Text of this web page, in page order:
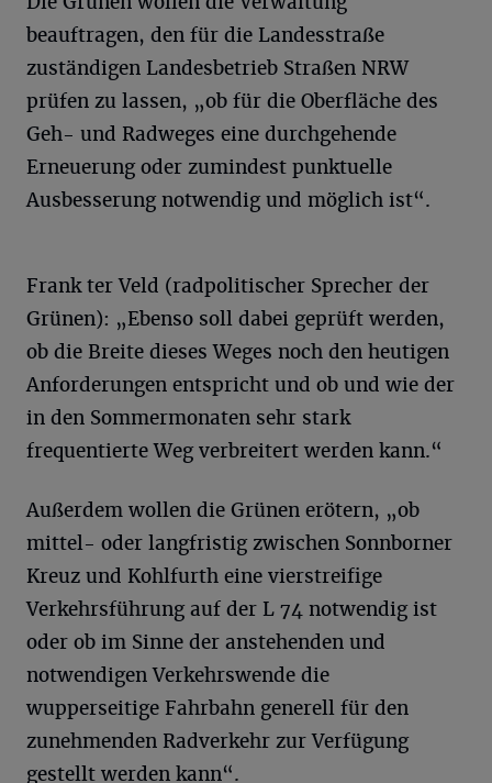
beauftragen, den für die Landesstraße
zuständigen Landesbetrieb Straßen NRW
prüfen zu lassen, „ob für die Oberfläche des
Geh- und Radweges eine durchgehende
Erneuerung oder zumindest punktuelle
Ausbesserung notwendig und möglich ist“.
Frank ter Veld (radpolitischer Sprecher der
Grünen): „Ebenso soll dabei geprüft werden,
ob die Breite dieses Weges noch den heutigen
Anforderungen entspricht und ob und wie der
in den Sommermonaten sehr stark
frequentierte Weg verbreitert werden kann.“
Außerdem wollen die Grünen erötern, „ob
mittel- oder langfristig zwischen Sonnborner
Kreuz und Kohlfurth eine vierstreifige
Verkehrsführung auf der L 74 notwendig ist
oder ob im Sinne der anstehenden und
notwendigen Verkehrswende die
wupperseitige Fahrbahn generell für den
zunehmenden Radverkehr zur Verfügung
gestellt werden kann“.